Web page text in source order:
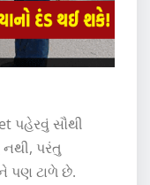
પહેરવું સૌથી
પરંતુ
પણ ટાળે છે.